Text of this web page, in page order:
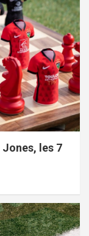
les 7